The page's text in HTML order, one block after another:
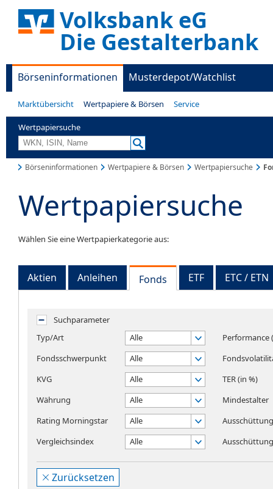
Volksbank eG
Die Gestalterbank
Börseninformationen Musterdepot/Watchlist
Marktübersicht Wertpapiere & Börsen Service
Wertpapiersuche
Börseninformationen Wertpapiere & Börsen Wertpapiersuche
Wertpapiersuche
Wählen Sie eine Wertpapierkategorie aus:
Aktien Anleihen Fonds ETF ETC / ETN
Suchparameter
Typ/Art
Alle
Fondsschwerpunkt
Alle
KVG
Alle
Währung
Alle
Rating Morningstar
Alle
Vergleichsindex
Alle
Performance
TER (in %)
Mindestalter
Zurücksetzen